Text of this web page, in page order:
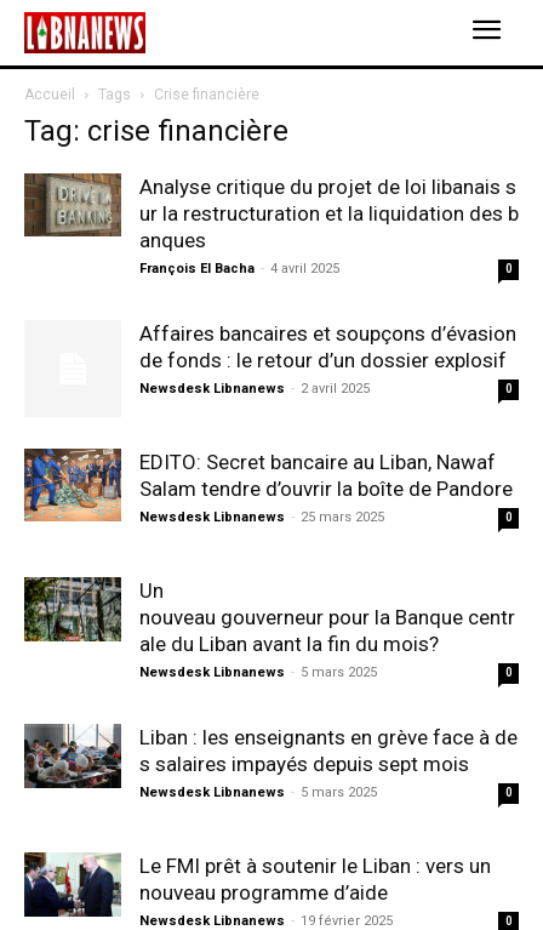
Accueil Tags Crise financière
Tag: crise financière
Analyse critique du projet de loi libanais s
ur la restructuration et la liquidation des b
anques
François El Bacha - 4 avril 2025 0
Affaires bancaires et soupçons d’évasion
de fonds : le retour d’un dossier explosif
Newsdesk Libnanews - 2 avril 2025 0
EDITO: Secret bancaire au Liban, Nawaf
Salam tendre d’ouvrir la boîte de Pandore
Newsdesk Libnanews - 25 mars 2025 0
Un
nouveau gouverneur pour la Banque centr
ale du Liban avant la fin du mois?
Newsdesk Libnanews - 5 mars 2025 0
Liban : les enseignants en grève face à de
s salaires impayés depuis sept mois
Newsdesk Libnanews - 5 mars 2025 0
Le FMI prêt à soutenir le Liban : vers un
nouveau programme d’aide
Newsdesk Libnanews - 19 février 2025 0